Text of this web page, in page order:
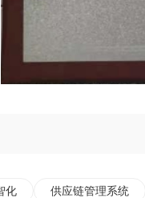
化 供应链管理系统